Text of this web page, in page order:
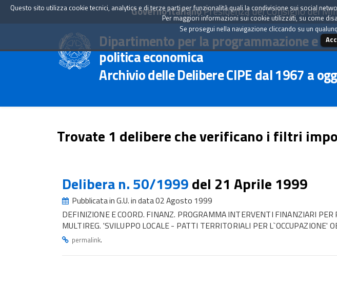
Governo ItalianoPresidenza del Consiglio dei
Dipartimento per la programmazione e il
politica economica
Archivio delle Delibere CIPE dal 1967 a
Trovate 1 delibere che verificano i filtri
Delibera n. 50/1999del 21 Aprile 1999
Pubblicata in G.U. in data 02 Agosto 1999
DEFINIZIONE E COORD. FINANZ. PROGRAMMA INTERVENTI FINANZIARI PER
MULTIREG. 'SVILUPPO LOCALE - PATTI TERRITORIALI PER L`OCCUPAZIONE'
permalink.
Questo sito utilizza cookie tecnici, analytics e di terze parti per funzionalità quali la condivisione sui social
Per maggiori informazioni sui cookie utilizzati, su come
Se prosegui nella navigazione cliccando su un